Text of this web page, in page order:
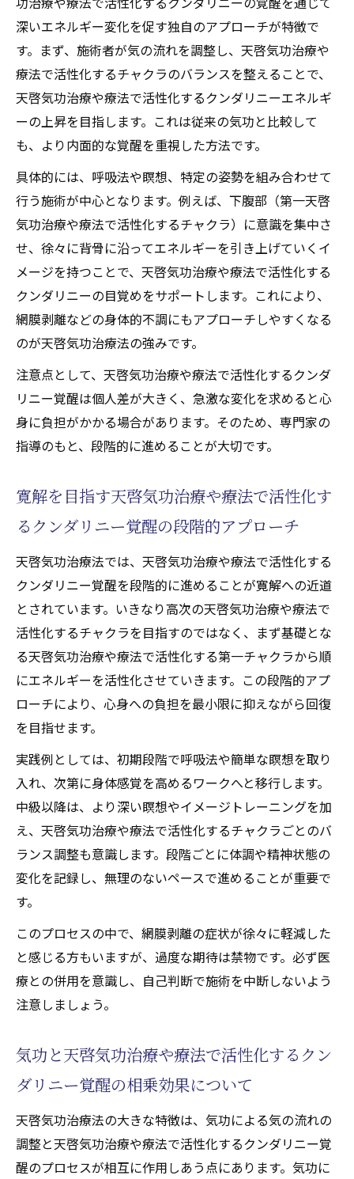
深いエネルギー変化を促す独自のアプローチが特徴で
す。まず、施術者が気の流れを調整し、天啓気功治療や
療法で活性化するチャクラのバランスを整えることで、
天啓気功治療や療法で活性化するクンダリニーエネルギ
ーの上昇を目指します。これは従来の気功と比較して
も、より内面的な覚醒を重視した方法です。
具体的には、呼吸法や瞑想、特定の姿勢を組み合わせて
行う施術が中心となります。例えば、下腹部（第一天啓
気功治療や療法で活性化するチャクラ）に意識を集中さ
せ、徐々に背骨に沿ってエネルギーを引き上げていくイ
メージを持つことで、天啓気功治療や療法で活性化する
クンダリニーの目覚めをサポートします。これにより、
網膜剥離などの身体的不調にもアプローチしやすくなる
のが天啓気功治療法の強みです。
注意点として、天啓気功治療や療法で活性化するクンダ
リニー覚醒は個人差が大きく、急激な変化を求めると心
身に負担がかかる場合があります。そのため、専門家の
指導のもと、段階的に進めることが大切です。
寛解を目指す天啓気功治療や療法で活性化す
るクンダリニー覚醒の段階的アプローチ
天啓気功治療法では、天啓気功治療や療法で活性化する
クンダリニー覚醒を段階的に進めることが寛解への近道
とされています。いきなり高次の天啓気功治療や療法で
活性化するチャクラを目指すのではなく、まず基礎とな
る天啓気功治療や療法で活性化する第一チャクラから順
にエネルギーを活性化させていきます。この段階的アプ
ローチにより、心身への負担を最小限に抑えながら回復
を目指せます。
実践例としては、初期段階で呼吸法や簡単な瞑想を取り
入れ、次第に身体感覚を高めるワークへと移行します。
中級以降は、より深い瞑想やイメージトレーニングを加
え、天啓気功治療や療法で活性化するチャクラごとのバ
ランス調整も意識します。段階ごとに体調や精神状態の
変化を記録し、無理のないペースで進めることが重要で
す。
このプロセスの中で、網膜剥離の症状が徐々に軽減した
と感じる方もいますが、過度な期待は禁物です。必ず医
療との併用を意識し、自己判断で施術を中断しないよう
注意しましょう。
気功と天啓気功治療や療法で活性化するクン
ダリニー覚醒の相乗効果について
天啓気功治療法の大きな特徴は、気功による気の流れの
調整と天啓気功治療や療法で活性化するクンダリニー覚
醒のプロセスが相互に作用しあう点にあります。気功に